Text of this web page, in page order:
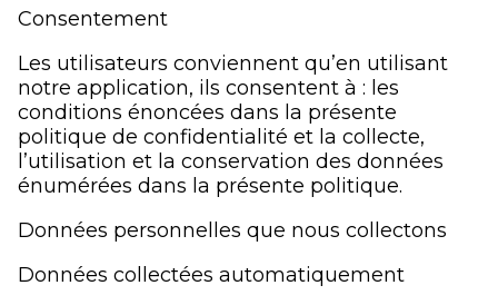
Consentement
Les utilisateurs conviennent qu’en utilisant
notre application, ils consentent à : les
conditions énoncées dans la présente
politique de confidentialité et la collecte,
l’utilisation et la conservation des données
énumérées dans la présente politique.
Données personnelles que nous collectons
Données collectées automatiquement